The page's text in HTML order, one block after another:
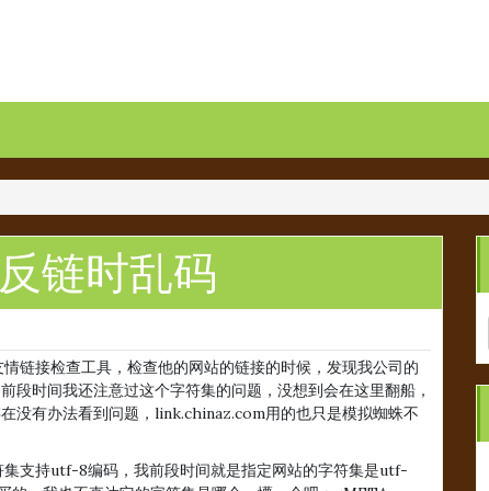
链时乱码
链接检查工具，检查他的网站的链接的时候，发现我公司的
段时间我还注意过这个字符集的问题，没想到会在这里翻船，
没有办法看到问题，link.chinaz.com用的也只是模拟蜘蛛不
支持utf-8编码，我前段时间就是指定网站的字符集是utf-